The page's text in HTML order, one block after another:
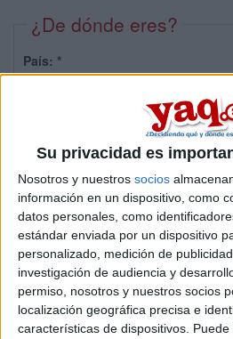
Su privacidad es
Nosotros y nuestros socios
información en un dispositivo, como
datos personales, como
estándar enviada por un dispositivo
personalizado, medición de
investigación de audiencia y
permiso, nosotros y nuestros socios
localización geográfica precisa e
características de dispositivos.
¿De dónde eres?
País: *
Sobre ti
Soy:*
Chico
Chica